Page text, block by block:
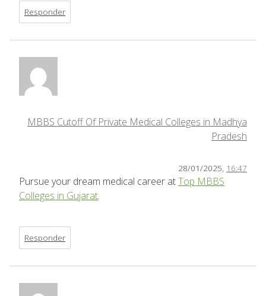
Responder
MBBS Cutoff Of Private Medical Colleges in Madhya
Pradesh
28/01/2025, 16:47
Pursue your dream medical career atTop MBBS
Colleges in Gujarat.
Responder